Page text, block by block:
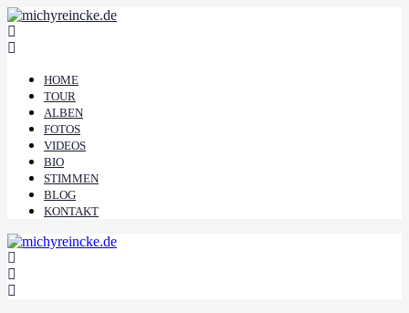
HOME
TOUR
ALBEN
FOTOS
VIDEOS
BIO
STIMMEN
BLOG
KONTAKT